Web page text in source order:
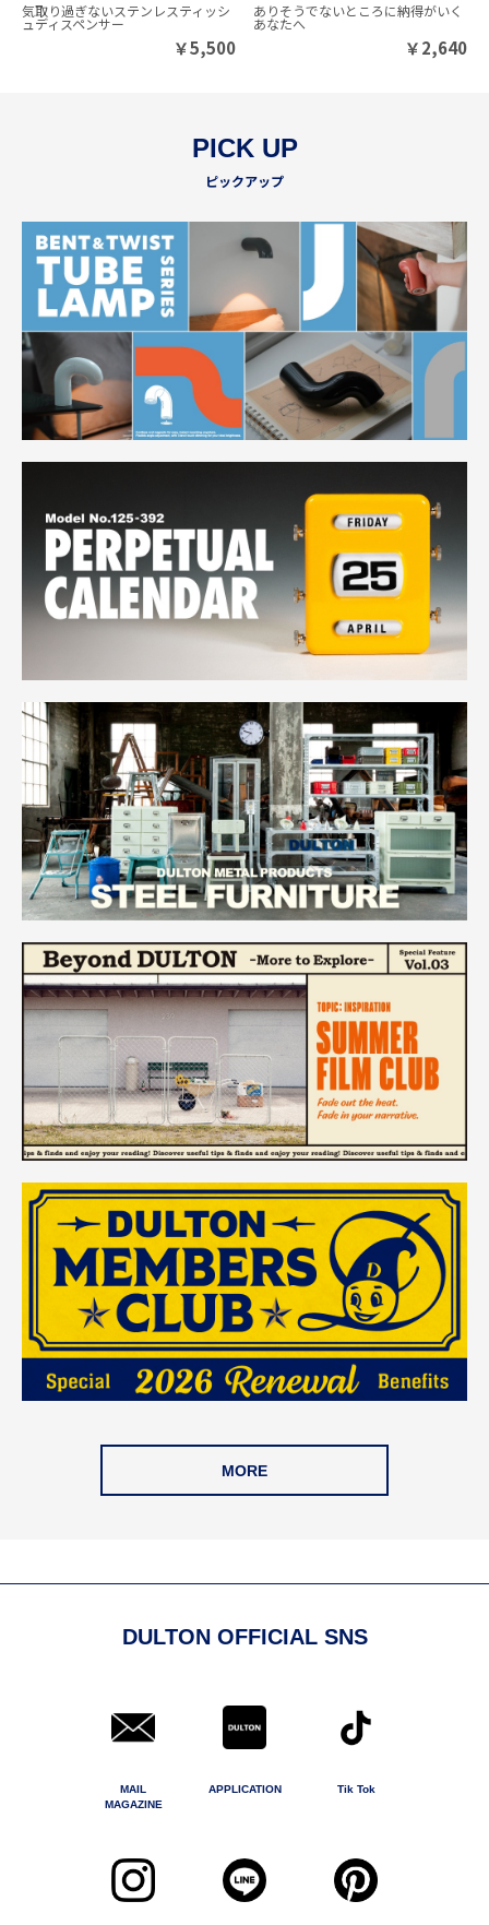
気取り過ぎないステンレスティッシ
ュディスペンサー
￥5,500
ありそうでないところに納得がいく
あなたへ
￥2,640
PICK UP
ピックアップ
MORE
DULTON OFFICIAL SNS
MAIL
MAGAZINE
APPLICATION Tik Tok